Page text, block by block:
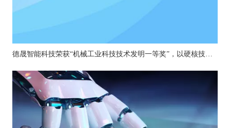
德晟智能科技荣获“机械工业科技技术发明一等奖”，以硬核技术引领机器人关节创新